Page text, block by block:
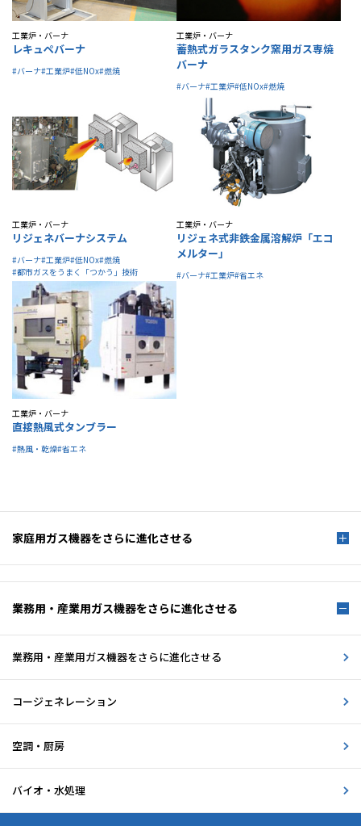
工業炉・バーナ
レキュペバーナ
#バーナ#工業炉#低NOx#燃焼
工業炉・バーナ
蓄熱式ガラスタンク窯用ガス専焼
バーナ
#バーナ#工業炉#低NOx#燃焼
工業炉・バーナ
リジェネバーナシステム
#バーナ#工業炉#低NOx#燃焼
#都市ガスをうまく「つかう」技術
工業炉・バーナ
リジェネ式非鉄金属溶解炉「エコ
メルター」
#バーナ#工業炉#省エネ
工業炉・バーナ
直接熱風式タンブラー
#熱風・乾燥#省エネ
家庭用ガス機器をさらに進化させる
業務用・産業用ガス機器をさらに進化させる
業務用・産業用ガス機器をさらに進化させる
コージェネレーション
空調・厨房
バイオ・水処理